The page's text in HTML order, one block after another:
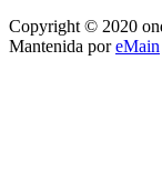
Copyright © 2020
Mantenida poreMain